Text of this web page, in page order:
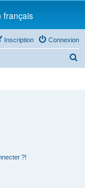
français
Connexion
Inscription
?!